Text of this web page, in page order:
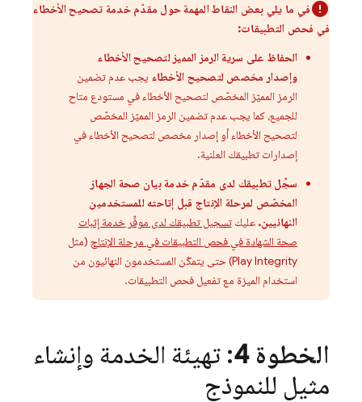
في ما يلي بعض النقاط المهمة حول مقدّم خدمة تصحيح الأخطاء
في فحص التطبيقات:
الحفاظ على سرية الرمز المميز لتصحيح الأخطاء
وإصدار مخصص لتصحيح الأخطاء يجب عدم تضمين
الرمز المميّز المخصّص لتصحيح الأخطاء في مستودع متاح
للجميع، كما يجب عدم تضمين الرمز المميّز المخصّص
لتصحيح الأخطاء أو إصدار مخصص لتصحيح الأخطاء في
إصدارات تطبيقك العلنية.
سجِّل تطبيقك لدى مقدّم خدمة بيان صحة الجهاز
المخصّص لمرحلة الإنتاج قبل إتاحته للمستخدمين
النهائيين. عليكتسجيل تطبيقك لدى موفِّر خدمة إثبات
صحة الشهادة في فحص التطبيقات في مرحلة الإنتاج (مثل
Play Integrity) حتى يتمكّن المستخدمون النهائيون من
استخدام الميزة مع تفعيل فحص التطبيقات.
الخطوة 4 : تهيئة الخدمة وإنشاء
مثيل للنموذج